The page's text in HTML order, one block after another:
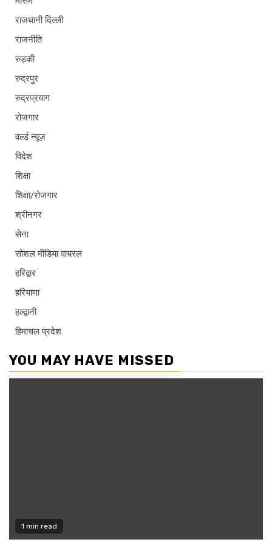
राजधानी दिल्ली
राजनीति
रुड़की
रुद्रपुर
रुद्रप्रयाग
रोजगार
वर्ल्ड न्यूज़
विदेश
शिक्षा
शिक्षा/रोजगार
श्रीनगर
सेना
सोशल मीडिया वायरल
हरिद्वार
हरियाणा
हल्द्वानी
हिमाचल प्रदेश
YOU MAY HAVE MISSED
1 min read